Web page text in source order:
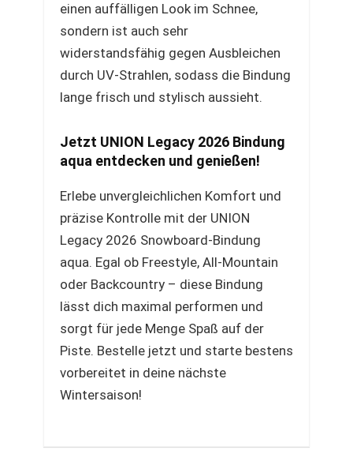
einen auffälligen Look im Schnee,
sondern ist auch sehr
widerstandsfähig gegen Ausbleichen
durch UV-Strahlen, sodass die Bindung
lange frisch und stylisch aussieht.
Jetzt UNION Legacy 2026 Bindung
aqua entdecken und genießen!
Erlebe unvergleichlichen Komfort und
präzise Kontrolle mit der UNION
Legacy 2026 Snowboard-Bindung
aqua. Egal ob Freestyle, All-Mountain
oder Backcountry – diese Bindung
lässt dich maximal performen und
sorgt für jede Menge Spaß auf der
Piste. Bestelle jetzt und starte bestens
vorbereitet in deine nächste
Wintersaison!